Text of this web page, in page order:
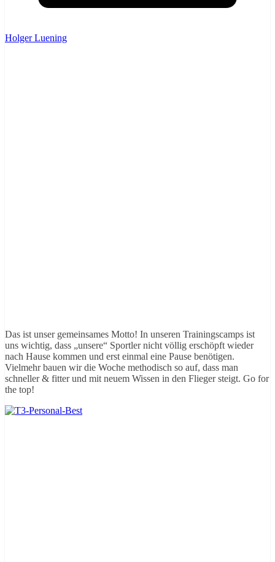
Holger Luening
Das ist unser gemeinsames Motto! In unseren Trainingscamps ist
uns wichtig, dass „unsere“ Sportler nicht völlig erschöpft wieder
nach Hause kommen und erst einmal eine Pause benötigen.
Vielmehr bauen wir die Woche methodisch so auf, dass man
schneller & fitter und mit neuem Wissen in den Flieger steigt. Go for
the top!